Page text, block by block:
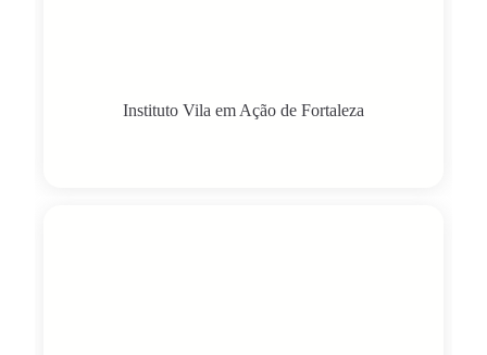
Instituto Vila em Ação de Fortaleza